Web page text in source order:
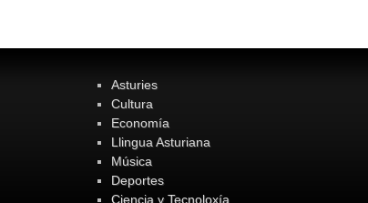
Asturies
Cultura
Economía
Llingua Asturiana
Música
Deportes
Ciencia y Tecnoloxía